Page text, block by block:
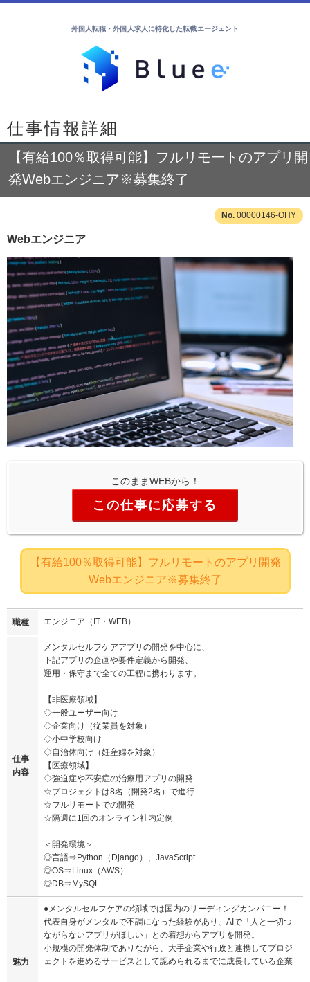
外国人転職・外国人求人に特化した転職エージェント
仕事情報詳細
【有給100％取得可能】フルリモートのアプリ開
発Webエンジニア※募集終了
00000146-OHY
Webエンジニア
このままWEBから！
この仕事に応募する
【有給100％取得可能】フルリモートのアプリ開発
Webエンジニア※募集終了
職種 エンジニア（IT・WEB）
仕事
内容
メンタルセルフケアアプリの開発を中⼼に、
下記アプリの企画や要件定義から開発、
運⽤・保守まで全ての⼯程に携わります。
【⾮医療領域】
◇⼀般ユーザー向け
◇企業向け（従業員を対象）
◇⼩中学校向け
◇⾃治体向け（妊産婦を対象）
【医療領域】
◇強迫症や不安症の治療⽤アプリの開発
☆プロジェクトは8名（開発2名）で進⾏
☆フルリモートでの開発
☆隔週に1回のオンライン社内定例
＜開発環境＞
◎⾔語⇒Python（Django）、JavaScript
◎OS⇒Linux（AWS）
◎DB⇒MySQL
魅力
●メンタルセルフケアの領域では国内のリーディングカンパニー！
代表⾃⾝がメンタルで不調になった経験があり、AIで「⼈と⼀切つ
ながらないアプリがほしい」との着想からアプリを開発。
⼩規模の開発体制でありながら、⼤⼿企業や⾏政と連携してプロジ
ェクトを進めるサービスとして認められるまでに成長している企業